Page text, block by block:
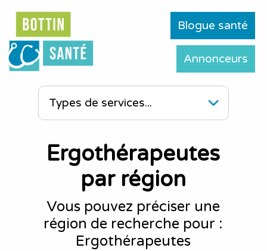
Blogue santé
Annonceurs
Ergothérapeutes
par région
Vous pouvez préciser une
région de recherche pour :
Ergothérapeutes